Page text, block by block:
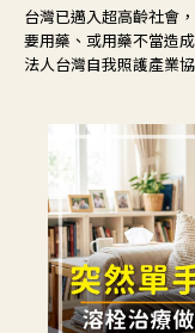
台灣已邁入超高齡社會
要用藥、或用藥不當造
法人台灣自我照護產業